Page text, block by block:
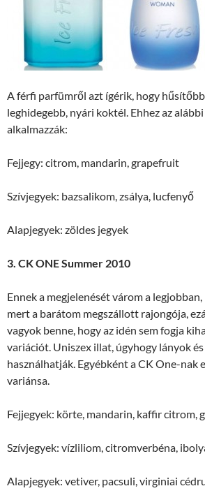
A férfi parfümről azt ígérik, hogy
leghidegebb, nyári koktél. Ehhez az
alkalmazzák:
Fejjegy: citrom, mandarin, grapefruit
Szívjegyek: bazsalikom, zsálya, lucfenyő
Alapjegyek: zöldes jegyek
3. CK ONE Summer 2010
Ennek a megjelenését várom a
mert a barátom megszállott rajongója,
vagyok benne, hogy az idén sem fogja
variációt. Uniszex illat, úgyhogy lányok
használhatják. Egyébként a CK One-nak
variánsa.
Fejjegyek: körte, mandarin, kaffir citrom,
Szívjegyek: vízliliom, citromverbéna,
Alapjegyek: vetiver, pacsuli, virginiai